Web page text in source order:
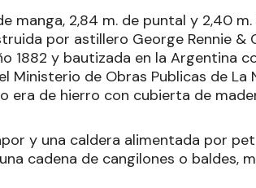
manga, 2,84 m. de puntal y 2,40
por astillero George Rennie &
1882 y bautizada en la Argentina
Ministerio de Obras Publicas de La
era de hierro con cubierta de
y una caldera alimentada por
cadena de cangilones o baldes,